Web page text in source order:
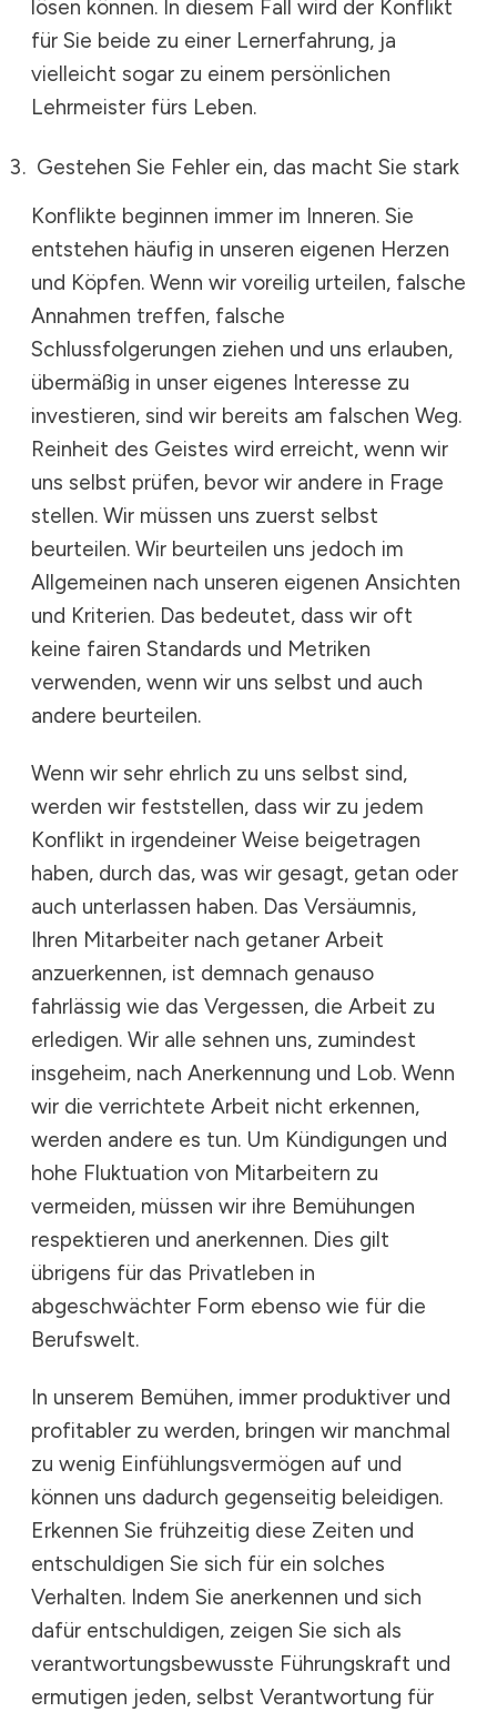
lösen können. In diesem Fall wird der Konflikt
für Sie beide zu einer Lernerfahrung, ja
vielleicht sogar zu einem persönlichen
Lehrmeister fürs Leben.
Gestehen Sie Fehler ein, das macht Sie stark
Konflikte beginnen immer im Inneren. Sie
entstehen häufig in unseren eigenen Herzen
und Köpfen. Wenn wir voreilig urteilen, falsche
Annahmen treffen, falsche
Schlussfolgerungen ziehen und uns erlauben,
übermäßig in unser eigenes Interesse zu
investieren, sind wir bereits am falschen Weg.
Reinheit des Geistes wird erreicht, wenn wir
uns selbst prüfen, bevor wir andere in Frage
stellen. Wir müssen uns zuerst selbst
beurteilen. Wir beurteilen uns jedoch im
Allgemeinen nach unseren eigenen Ansichten
und Kriterien. Das bedeutet, dass wir oft
keine fairen Standards und Metriken
verwenden, wenn wir uns selbst und auch
andere beurteilen.
Wenn wir sehr ehrlich zu uns selbst sind,
werden wir feststellen, dass wir zu jedem
Konflikt in irgendeiner Weise beigetragen
haben, durch das, was wir gesagt, getan oder
auch unterlassen haben. Das Versäumnis,
Ihren Mitarbeiter nach getaner Arbeit
anzuerkennen, ist demnach genauso
fahrlässig wie das Vergessen, die Arbeit zu
erledigen. Wir alle sehnen uns, zumindest
insgeheim, nach Anerkennung und Lob. Wenn
wir die verrichtete Arbeit nicht erkennen,
werden andere es tun. Um Kündigungen und
hohe Fluktuation von Mitarbeitern zu
vermeiden, müssen wir ihre Bemühungen
respektieren und anerkennen. Dies gilt
übrigens für das Privatleben in
abgeschwächter Form ebenso wie für die
Berufswelt.
In unserem Bemühen, immer produktiver und
profitabler zu werden, bringen wir manchmal
zu wenig Einfühlungsvermögen auf und
können uns dadurch gegenseitig beleidigen.
Erkennen Sie frühzeitig diese Zeiten und
entschuldigen Sie sich für ein solches
Verhalten. Indem Sie anerkennen und sich
dafür entschuldigen, zeigen Sie sich als
verantwortungsbewusste Führungskraft und
ermutigen jeden, selbst Verantwortung für